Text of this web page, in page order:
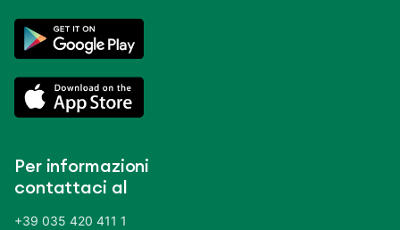
Per informazioni
contattaci al
+39 035 420 411 1